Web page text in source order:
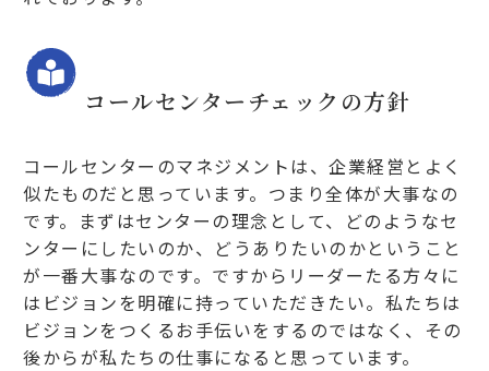
コールセンターチェックの方針
コールセンターのマネジメントは、企業経営とよく
似たものだと思っています。つまり全体が大事なの
です。まずはセンターの理念として、どのようなセ
ンターにしたいのか、どうありたいのかということ
が一番大事なのです。ですからリーダーたる方々に
はビジョンを明確に持っていただきたい。私たちは
ビジョンをつくるお手伝いをするのではなく、その
後からが私たちの仕事になると思っています。